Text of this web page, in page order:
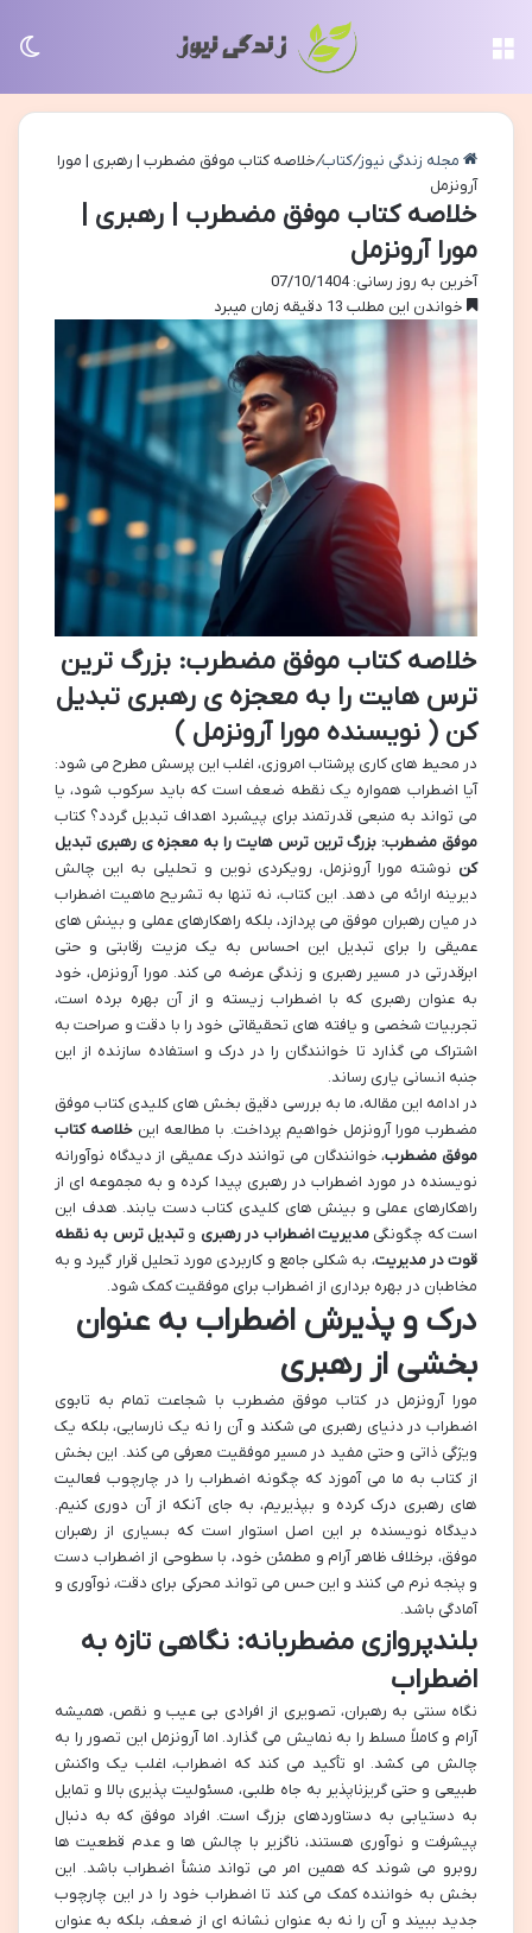
مجله زندگی نیوز/کتاب/خلاصه کتاب موفق مضطرب | رهبری | مورا
آرونزمل
خلاصه کتاب موفق مضطرب | رهبری |
مورا آرونزمل
آخرین به روز رسانی: 07/10/1404
خواندن این مطلب 13 دقیقه زمان میبرد
خلاصه کتاب موفق مضطرب: بزرگ ترین
ترس هایت را به معجزه ی رهبری تبدیل
کن ( نویسنده مورا آرونزمل )
در محیط های کاری پرشتاب امروزی، اغلب این پرسش مطرح می شود:
آیا اضطراب همواره یک نقطه ضعف است که باید سرکوب شود، یا
می تواند به منبعی قدرتمند برای پیشبرد اهداف تبدیل گردد؟ کتاب
موفق مضطرب: بزرگ ترین ترس هایت را به معجزه ی رهبری تبدیل
کن نوشته مورا آرونزمل، رویکردی نوین و تحلیلی به این چالش
دیرینه ارائه می دهد. این کتاب، نه تنها به تشریح ماهیت اضطراب
در میان رهبران موفق می پردازد، بلکه راهکارهای عملی و بینش های
عمیقی را برای تبدیل این احساس به یک مزیت رقابتی و حتی
ابرقدرتی در مسیر رهبری و زندگی عرضه می کند. مورا آرونزمل، خود
به عنوان رهبری که با اضطراب زیسته و از آن بهره برده است،
تجربیات شخصی و یافته های تحقیقاتی خود را با دقت و صراحت به
اشتراک می گذارد تا خوانندگان را در درک و استفاده سازنده از این
جنبه انسانی یاری رساند.
در ادامه این مقاله، ما به بررسی دقیق بخش های کلیدی کتاب موفق
مضطرب مورا آرونزمل خواهیم پرداخت. با مطالعه این خلاصه کتاب
موفق مضطرب، خوانندگان می توانند درک عمیقی از دیدگاه نوآورانه
نویسنده در مورد اضطراب در رهبری پیدا کرده و به مجموعه ای از
راهکارهای عملی و بینش های کلیدی کتاب دست یابند. هدف این
است که چگونگیمدیریت اضطراب در رهبری و تبدیل ترس به نقطه
قوت در مدیریت، به شکلی جامع و کاربردی مورد تحلیل قرار گیرد و به
مخاطبان در بهره برداری از اضطراب برای موفقیت کمک شود.
درک و پذیرش اضطراب به عنوان
بخشی از رهبری
مورا آرونزمل در کتاب موفق مضطرب با شجاعت تمام به تابوی
اضطراب در دنیای رهبری می شکند و آن را نه یک نارسایی، بلکه یک
ویژگی ذاتی و حتی مفید در مسیر موفقیت معرفی می کند. این بخش
از کتاب به ما می آموزد که چگونه اضطراب را در چارچوب فعالیت
های رهبری درک کرده و بپذیریم، به جای آنکه از آن دوری کنیم.
دیدگاه نویسنده بر این اصل استوار است که بسیاری از رهبران
موفق، برخلاف ظاهر آرام و مطمئن خود، با سطوحی از اضطراب دست
و پنجه نرم می کنند و این حس می تواند محرکی برای دقت، نوآوری و
آمادگی باشد.
بلندپروازی مضطربانه: نگاهی تازه به
اضطراب
نگاه سنتی به رهبران، تصویری از افرادی بی عیب و نقص، همیشه
آرام و کاملاً مسلط را به نمایش می گذارد. اما آرونزمل این تصور را به
چالش می کشد. او تأکید می کند که اضطراب، اغلب یک واکنش
طبیعی و حتی گریزناپذیر به جاه طلبی، مسئولیت پذیری بالا و تمایل
به دستیابی به دستاوردهای بزرگ است. افراد موفق که به دنبال
پیشرفت و نوآوری هستند، ناگزیر با چالش ها و عدم قطعیت ها
روبرو می شوند که همین امر می تواند منشأ اضطراب باشد. این
بخش به خواننده کمک می کند تا اضطراب خود را در این چارچوب
جدید ببیند و آن را نه به عنوان نشانه ای از ضعف، بلکه به عنوان